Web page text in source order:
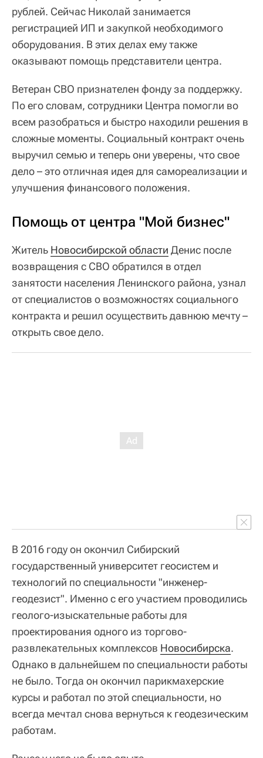
рублей. Сейчас Николай занимается
регистрацией ИП и закупкой необходимого
оборудования. В этих делах ему также
оказывают помощь представители центра.
Ветеран СВО признателен фонду за поддержку.
По его словам, сотрудники Центра помогли во
всем разобраться и быстро находили решения в
сложные моменты. Социальный контракт очень
выручил семью и теперь они уверены, что свое
дело – это отличная идея для самореализации и
улучшения финансового положения.
Помощь от центра "Мой бизнес"
Житель Новосибирской области Денис после
возвращения с СВО обратился в отдел
занятости населения Ленинского района, узнал
от специалистов о возможностях социального
контракта и решил осуществить давнюю мечту –
открыть свое дело.
В 2016 году он окончил Сибирский
государственный университет геосистем и
технологий по специальности "инженер-
геодезист". Именно с его участием проводились
геолого-изыскательные работы для
проектирования одного из торгово-
развлекательных комплексов Новосибирска.
Однако в дальнейшем по специальности работы
не было. Тогда он окончил парикмахерские
курсы и работал по этой специальности, но
всегда мечтал снова вернуться к геодезическим
работам.